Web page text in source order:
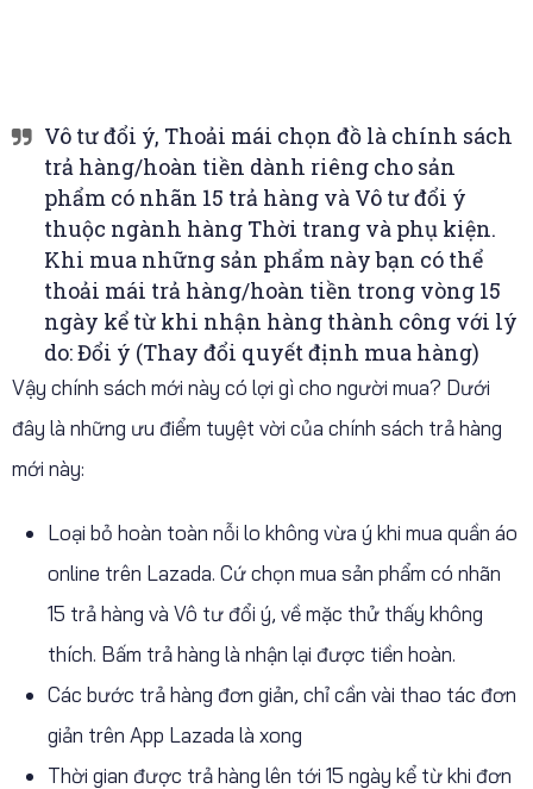
Vô tư đổi ý, Thoải mái chọn đồ là chính sách
trả hàng/hoàn tiền dành riêng cho sản
phẩm có nhãn 15 trả hàng và Vô tư đổi ý
thuộc ngành hàng Thời trang và phụ kiện.
Khi mua những sản phẩm này bạn có thể
thoải mái trả hàng/hoàn tiền trong vòng 15
ngày kể từ khi nhận hàng thành công với lý
do: Đổi ý (Thay đổi quyết định mua hàng)
Vậy chính sách mới này có lợi gì cho người mua? Dưới
đây là những ưu điểm tuyệt vời của chính sách trả hàng
mới này:
Loại bỏ hoàn toàn nỗi lo không vừa ý khi mua quần áo
online trên Lazada. Cứ chọn mua sản phẩm có nhãn
15 trả hàng và Vô tư đổi ý, về mặc thử thấy không
thích. Bấm trả hàng là nhận lại được tiền hoàn.
Các bước trả hàng đơn giản, chỉ cần vài thao tác đơn
giản trên App Lazada là xong
Thời gian được trả hàng lên tới 15 ngày kể từ khi đơn